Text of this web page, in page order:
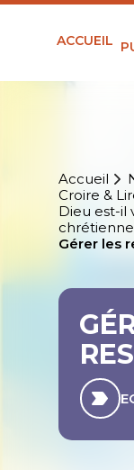
ACCUEIL
Accueil
Croire &
Dieu est-il
chrétienne
Gérer les